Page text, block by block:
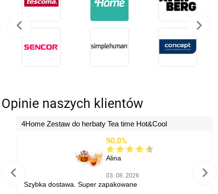
Opinie naszych klientów
4Home Zestaw do herbaty Tea time Hot&Cool
90,0%
Alina
03. 08. 2026
Szybka dostawa. Super zapakowane